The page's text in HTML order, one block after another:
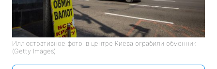
Иллюстративное фото: в центре Киева ограбили обменник
(Getty Images)